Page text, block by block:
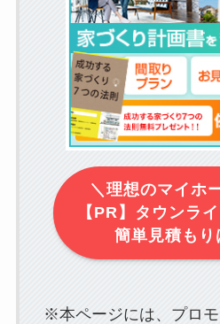
＼理想のマイホ
【PR】タウンラ
簡単見積もり
※本ページには、プロ